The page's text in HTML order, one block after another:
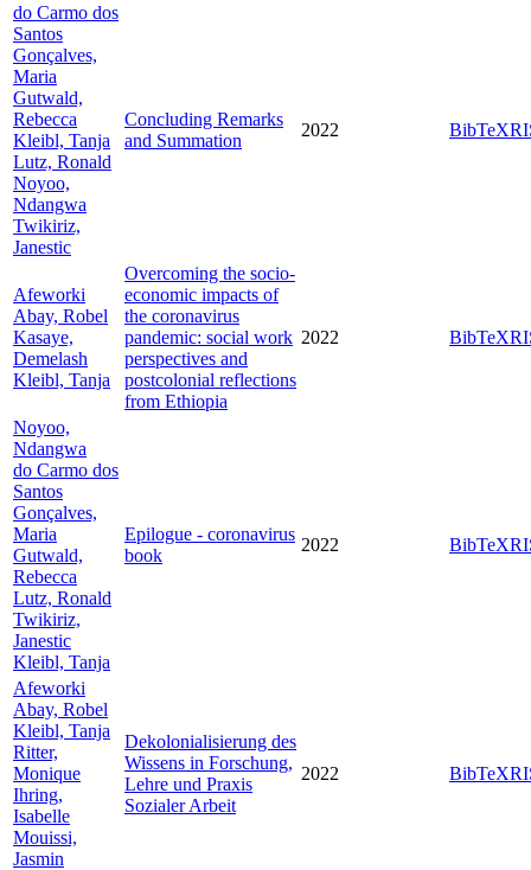
do Carmo dos
Santos
Gonçalves,
Maria
Gutwald,
Rebecca
Kleibl, Tanja
Lutz, Ronald
Noyoo,
Ndangwa
Twikiriz,
Janestic
Concluding Remarks
and Summation
2022 BibTeX
Afeworki
Abay, Robel
Kasaye,
Demelash
Kleibl, Tanja
Overcoming the socio-
economic impacts of
the coronavirus
pandemic: social work
perspectives and
postcolonial reflections
from Ethiopia
2022 BibTeX
Noyoo,
Ndangwa
do Carmo dos
Santos
Gonçalves,
Maria
Gutwald,
Rebecca
Lutz, Ronald
Twikiriz,
Janestic
Kleibl, Tanja
Epilogue - coronavirus
book
2022 BibTeX
Afeworki
Abay, Robel
Kleibl, Tanja
Ritter,
Monique
Ihring,
Isabelle
Mouissi,
Jasmin
Dekolonialisierung des
Wissens in Forschung,
Lehre und Praxis
Sozialer Arbeit
2022 BibTeX